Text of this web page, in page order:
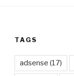
TAGS
adsense (17)